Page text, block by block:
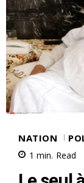
NATION
1 min. Read